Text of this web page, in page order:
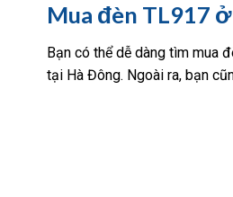
Mua đèn TL917
Bạn có thể dễ dàng tìm mua
tại Hà Đông. Ngoài ra, bạn